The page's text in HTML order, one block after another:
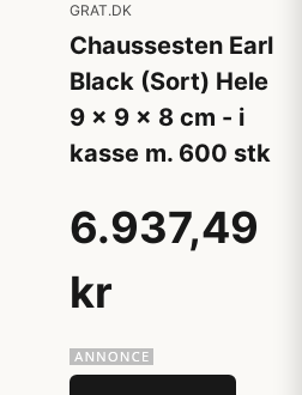
GRAT.DK
Chaussesten Earl
Black (Sort) Hele
9 x 9 x 8 cm - i
kasse m. 600 stk
6.937,49
kr